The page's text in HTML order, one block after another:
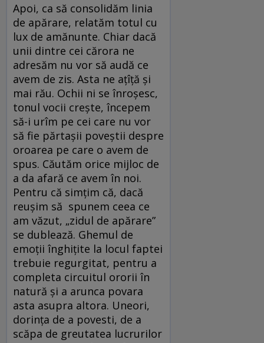
Apoi, ca să consolidăm linia
de apărare, relatăm totul cu
lux de amănunte. Chiar dacă
unii dintre cei cărora ne
adresăm nu vor să audă ce
avem de zis. Asta ne ațîță și
mai rău. Ochii ni se înroșesc,
tonul vocii crește, începem
să-i urîm pe cei care nu vor
să fie părtașii poveștii despre
oroarea pe care o avem de
spus. Căutăm orice mijloc de
a da afară ce avem în noi.
Pentru că simțim că, dacă
reușim să spunem ceea ce
am văzut, „zidul de apărare”
se dublează. Ghemul de
emoții înghițite la locul faptei
trebuie regurgitat, pentru a
completa circuitul ororii în
natură și a arunca povara
asta asupra altora. Uneori,
dorința de a povesti, de a
scăpa de greutatea lucrurilor